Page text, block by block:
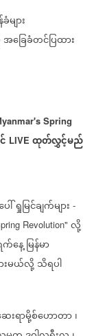
ျား
အခြေခံတင်ပြထား
Spring
LIVE ထုတ်လွှင့်မည်
ါ်ရှုမြင်ချက်များ -
Revolution" လို့
နေ့မြန်မာ
မယ်လို့သိရပါ
းရာမို့စ်ဟောတာ၊